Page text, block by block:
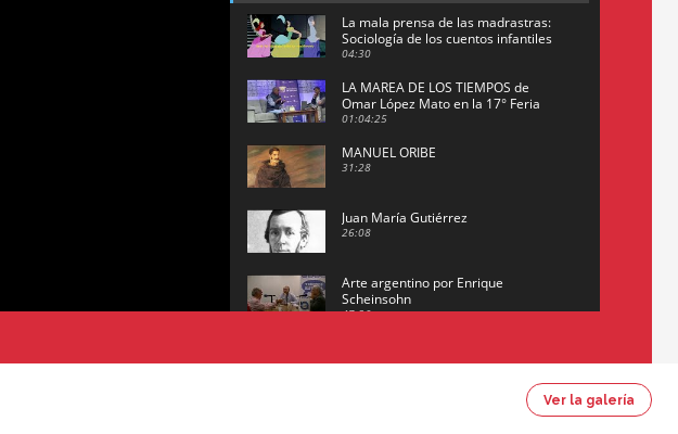
La mala prensa de las madrastras:
Sociología de los cuentos infantiles
04:30
LA MAREA DE LOS TIEMPOS de
Omar López Mato en la 17° Feria
del Libro de San José (Uruguay)
01:04:25
MANUEL ORIBE
31:28
Juan María Gutiérrez
26:08
Arte argentino por Enrique
Scheinsohn
47:26
Figueredo conversan sobre:
El historiador y editor argentino,
Ver la galería